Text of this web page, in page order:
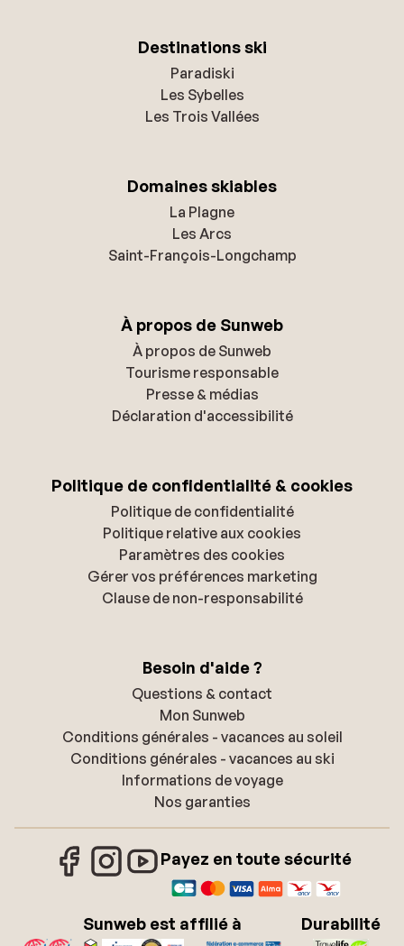
Destinations ski
Paradiski
Les Sybelles
Les Trois Vallées
Domaines skiables
La Plagne
Les Arcs
Saint-François-Longchamp
À propos de Sunweb
À propos de Sunweb
Tourisme responsable
Presse & médias
Déclaration d'accessibilité
Politique de confidentialité & cookies
Politique de confidentialité
Politique relative aux cookies
Paramètres des cookies
Gérer vos préférences marketing
Clause de non-responsabilité
Besoin d'aide ?
Questions & contact
Mon Sunweb
Conditions générales - vacances au soleil
Conditions générales - vacances au ski
Informations de voyage
Nos garanties
Payez en toute sécurité
Sunweb est affilié à Durabilité